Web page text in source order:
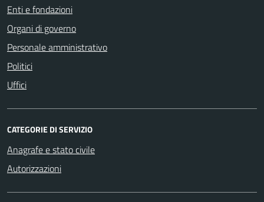
Enti e fondazioni
Organi di governo
Personale amministrativo
Politici
Uffici
CATEGORIE DI SERVIZIO
Anagrafe e stato civile
Autorizzazioni